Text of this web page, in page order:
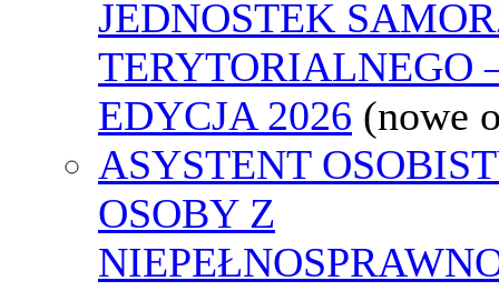
JEDNOSTEK
TERYTORIALNEGO
EDYCJA 2026 (nowe
ASYSTENT
OSOBY Z